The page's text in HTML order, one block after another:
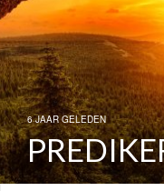
6 JAAR GELEDEN